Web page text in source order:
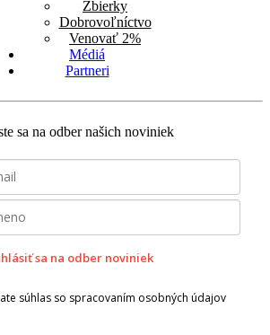
Zbierky
Dobrovoľníctvo
Venovať 2%
Médiá
Partneri
sa na odber našich noviniek
sa na odber noviniek
súhlas so spracovaním osobných údajov